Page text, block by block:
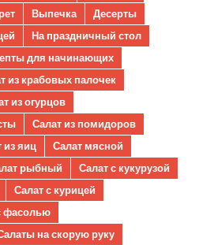
Выпечка
Десерты
На праздничный стол
для начинающих
из крабовых палочек
из огурцов
Салат из помидоров
из яиц
Салат мясной
рыбный
Салат с кукурузой
Салат с курицей
фасолью
на скорую руку